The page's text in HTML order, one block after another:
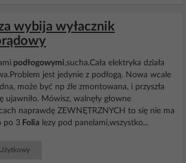
wybija wyłacznik
podłogowymi,sucha.Cała elektryka działa
jest jedynie z podłogą. Nowa wcale
może być np źle zmontowana, i przyszła
ujawniło. Mówisz, walnęły głowne
naprawdę ZEWNĘTRZNYCH to się nie ma
po 3 Folia lezy pod panelami,wszystko...